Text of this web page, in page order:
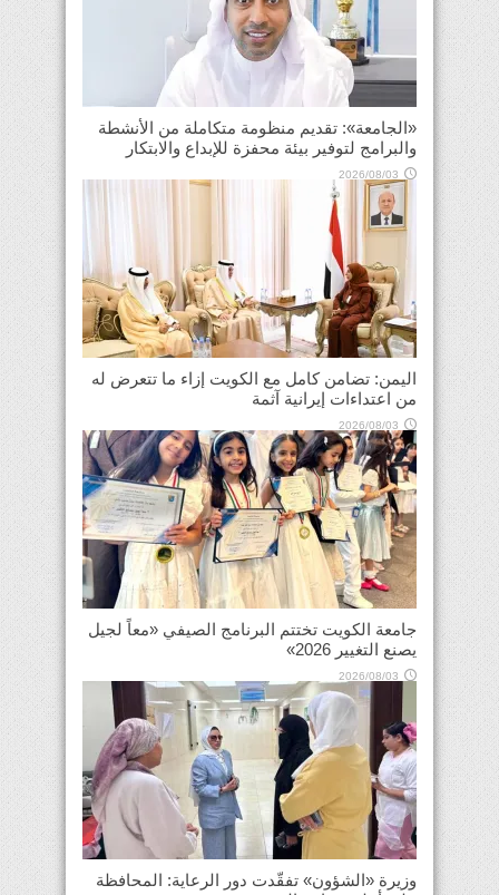
«الجامعة»: تقديم منظومة متكاملة من الأنشطة
والبرامج لتوفير بيئة محفزة للإبداع والابتكار
2026/08/03
اليمن: تضامن كامل مع الكويت إزاء ما تتعرض له
من اعتداءات إيرانية آثمة
2026/08/03
جامعة الكويت تختتم البرنامج الصيفي «معاً لجيل
يصنع التغيير 2026»
2026/08/03
وزيرة «الشؤون» تفقّدت دور الرعاية: المحافظة